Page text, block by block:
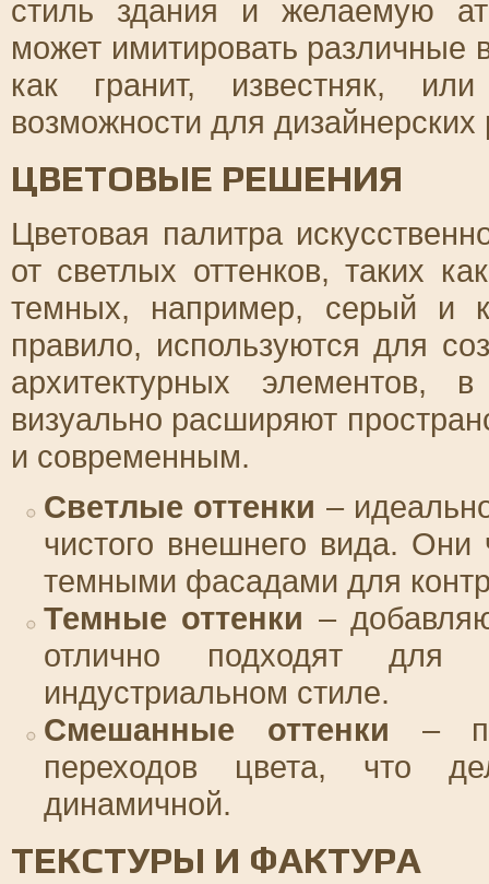
стиль здания и желаемую
может имитировать различные
как гранит, известняк,
возможности для
ЦВЕТОВЫЕ РЕШЕНИЯ
Цветовая палитра
от светлых оттенков, таких
темных, например, серый и
правило, используются для
архитектурных
визуально расширяют
и современным.
Светлые оттенки –
чистого внешнего вида. Они
темными фасадами для
Темные оттенки –
отлично подходят для
индустриальном стиле.
Смешанные оттенки –
переходов цвета, что
динамичной.
ТЕКСТУРЫ И ФАКТУРА